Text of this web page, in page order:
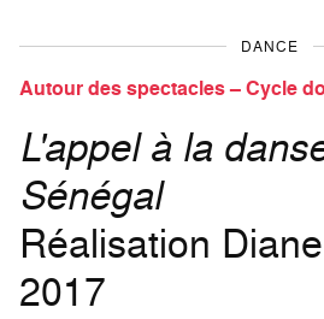
DANCE
Autour des spectacles – Cycle
L'appel à la
Sénégal
Réalisation
2017